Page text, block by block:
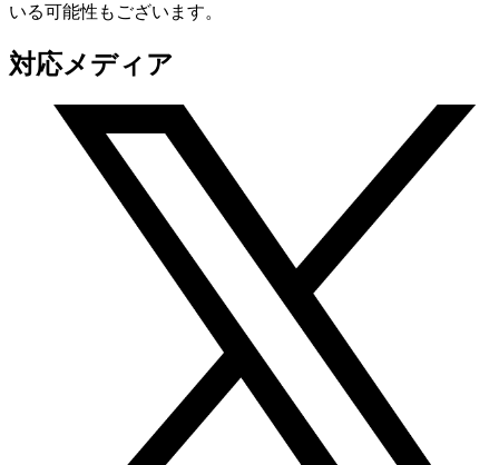
いる可能性もございます。
対応メディア